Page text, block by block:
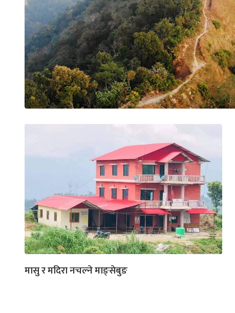
मासु र मदिरा नचल्ने माङ्सेबुङ